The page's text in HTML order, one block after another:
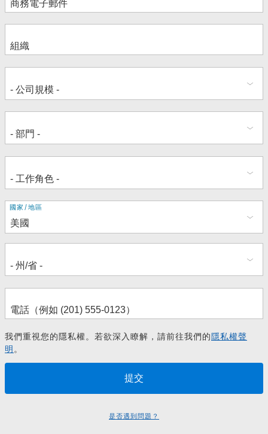
地
址
國家/地區
我們重視您的隱私權。若欲深入瞭解，請前往我們的隱私權聲
明。
是否遇到問題？